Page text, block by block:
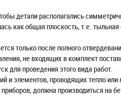
детали располагались
как общая плоскость, т.е.
только после полного
не входящих в комплект
для проведения этого вида работ.
и элементов, проводящих тепло
должна производиться на